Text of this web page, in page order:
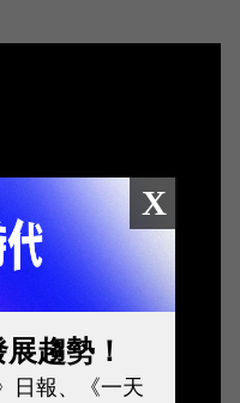
X
趨勢！
日報、《一天